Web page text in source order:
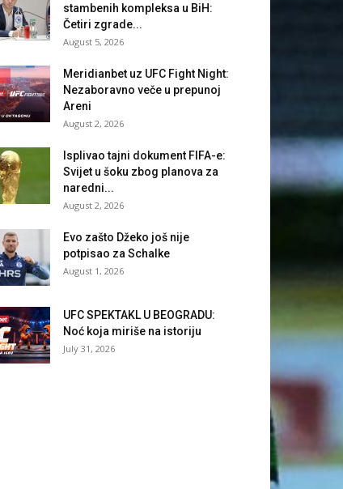
stambenih kompleksa u BiH:
Četiri zgrade...
August 5, 2026
Meridianbet uz UFC Fight Night:
Nezaboravno veče u prepunoj
Areni
August 2, 2026
Isplivao tajni dokument FIFA-e:
Svijet u šoku zbog planova za
naredni...
August 2, 2026
Evo zašto Džeko još nije
potpisao za Schalke
August 1, 2026
UFC SPEKTAKL U BEOGRADU:
Noć koja miriše na istoriju
July 31, 2026